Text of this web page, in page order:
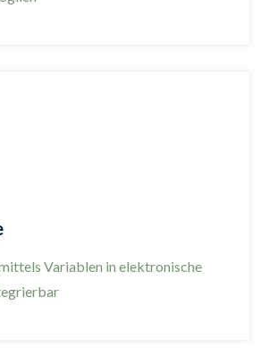
Variablen in elektronische